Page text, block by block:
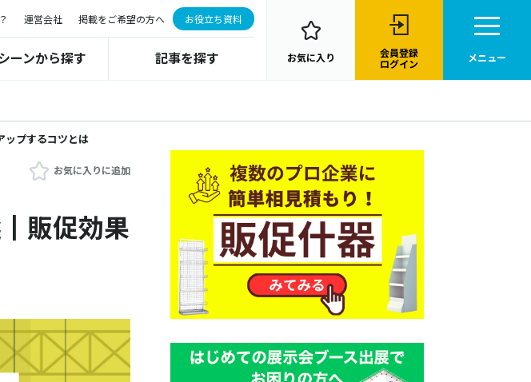
運営会社 掲載をご希望の方へ お役立ち資料
ーンから探す 記事を探す お気に入り
会員登録
ログイン
メニュー
ップするコツとは
お気に入りに追加
┃販促効果